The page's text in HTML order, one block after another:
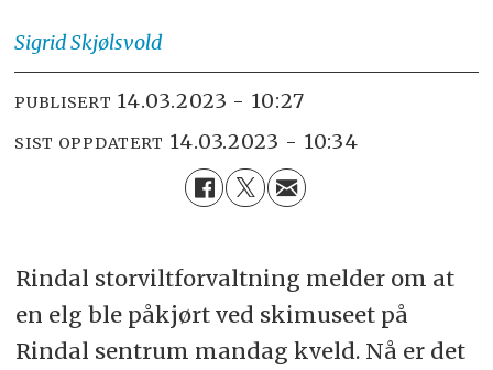
SigridSkjølsvold
PUBLISERT 14.03.2023 - 10:27
SIST OPPDATERT 14.03.2023 - 10:34
Rindal storviltforvaltning melder om at
en elg ble påkjørt ved skimuseet på
Rindal sentrum mandag kveld. Nå er det